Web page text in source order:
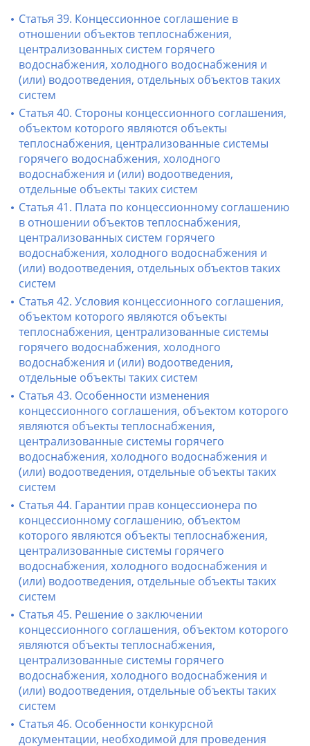
Статья 39. Концессионное соглашение в
отношении объектов теплоснабжения,
централизованных систем горячего
водоснабжения, холодного водоснабжения и
(или) водоотведения, отдельных объектов таких
систем
Статья 40. Стороны концессионного соглашения,
объектом которого являются объекты
теплоснабжения, централизованные системы
горячего водоснабжения, холодного
водоснабжения и (или) водоотведения,
отдельные объекты таких систем
Статья 41. Плата по концессионному соглашению
в отношении объектов теплоснабжения,
централизованных систем горячего
водоснабжения, холодного водоснабжения и
(или) водоотведения, отдельных объектов таких
систем
Статья 42. Условия концессионного соглашения,
объектом которого являются объекты
теплоснабжения, централизованные системы
горячего водоснабжения, холодного
водоснабжения и (или) водоотведения,
отдельные объекты таких систем
Статья 43. Особенности изменения
концессионного соглашения, объектом которого
являются объекты теплоснабжения,
централизованные системы горячего
водоснабжения, холодного водоснабжения и
(или) водоотведения, отдельные объекты таких
систем
Статья 44. Гарантии прав концессионера по
концессионному соглашению, объектом
которого являются объекты теплоснабжения,
централизованные системы горячего
водоснабжения, холодного водоснабжения и
(или) водоотведения, отдельные объекты таких
систем
Статья 45. Решение о заключении
концессионного соглашения, объектом которого
являются объекты теплоснабжения,
централизованные системы горячего
водоснабжения, холодного водоснабжения и
(или) водоотведения, отдельные объекты таких
систем
Статья 46. Особенности конкурсной
документации, необходимой для проведения